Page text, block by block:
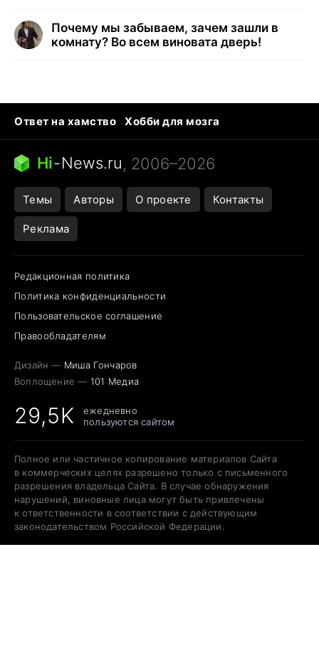
Почему мы забываем, зачем зашли в
комнату? Во всем виновата дверь!
Ответ на хамство
Хобби для мозга
Бензин 100 и 95
Тунцы в океанариуме
Следующая пандемия
Hi-News.ru, 2006–2026
Темы Авторы О проекте Контакты
Реклама
Редакционная политика
Политика конфиденциальности
Пользовательское соглашение
Правообладателям
Дизайн — Миша Гончаров
Воплощение — 101 Медиа
29,5K
ежедневно
пользуются сайтом
Полное или частичное копирование материалов Сайта
в коммерческих целях разрешено только с письменного
разрешения владельца Сайта. В случае обнаружения
нарушений, виновные лица могут быть привлечены
к ответственности в соответствии с действующим
законодательством Российской Федерации.